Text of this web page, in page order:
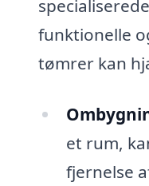
funktionelle
tømrer kan
et rum,
fjernelse